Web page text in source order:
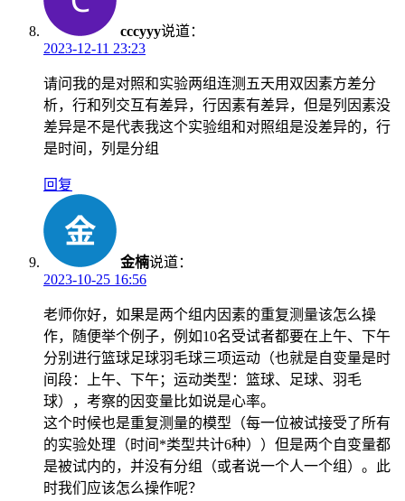
cccyyy说道：
2023-12-11 23:23
请问我的是对照和实验两组连测五天用双因素方差分
析，行和列交互有差异，行因素有差异，但是列因素没
差异是不是代表我这个实验组和对照组是没差异的，行
是时间，列是分组
回复
金楠说道：
2023-10-25 16:56
老师你好，如果是两个组内因素的重复测量该怎么操
作，随便举个例子，例如10名受试者都要在上午、下午
分别进行篮球足球羽毛球三项运动（也就是自变量是时
间段：上午、下午；运动类型：篮球、足球、羽毛
球），考察的因变量比如说是心率。
这个时候也是重复测量的模型（每一位被试接受了所有
的实验处理（时间*类型共计6种））但是两个自变量都
是被试内的，并没有分组（或者说一个人一个组）。此
时我们应该怎么操作呢？